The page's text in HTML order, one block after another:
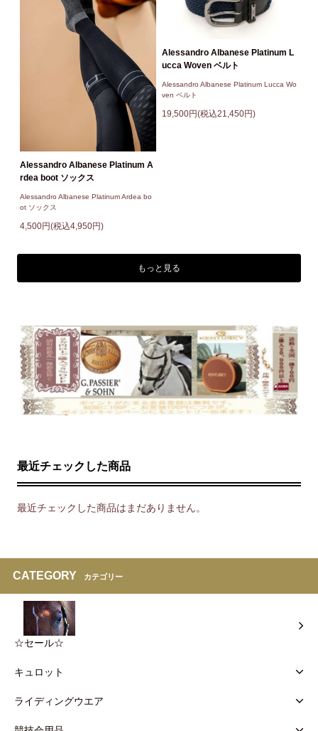
Alessandro Albanese Platinum A
rdea boot ソックス
Alessandro Albanese Platinum Ardea bo
ot ソックス
4,500円(税込4,950円)
Alessandro Albanese Platinum L
ucca Woven ベルト
Alessandro Albanese Platinum Lucca Wo
ven ベルト
19,500円(税込21,450円)
もっと見る
最近チェックした商品
最近チェックした商品はまだありません。
CATEGORY カテゴリー
☆セール☆
キュロット
ライディングウエア